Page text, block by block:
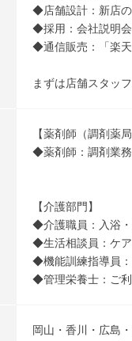
◆店舗設計：新店
◆採用：会社説明
◆通信販売：「楽
まずは店舗スタッ
【薬剤師（調剤薬
◆薬剤師：調剤業
【介護部門】
◆介護職員：入浴
◆生活相談員：ケ
◆機能訓練指導員
◆管理栄養士：ご
岡山・香川・広島